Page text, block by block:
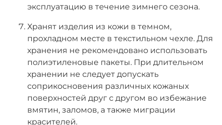
эксплуатацию в течение зимнего сезона.
Хранят изделия из кожи в темном,
прохладном месте в текстильном чехле. Для
хранения не рекомендовано использовать
полиэтиленовые пакеты. При длительном
хранении не следует допускать
соприкосновения различных кожаных
поверхностей друг с другом во избежание
вмятин, заломов, а также миграции
красителей.